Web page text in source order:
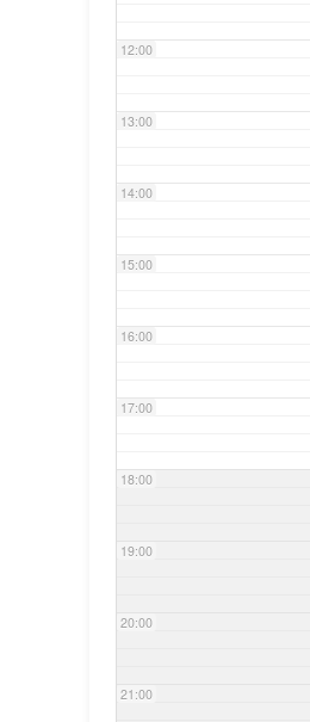
12:00
13:00
14:00
15:00
16:00
17:00
18:00
19:00
20:00
21:00